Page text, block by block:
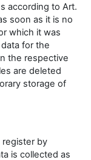
according to Art.
soon as it is no
which it was
for the
the respective
are deleted
storage of
register by
is collected as